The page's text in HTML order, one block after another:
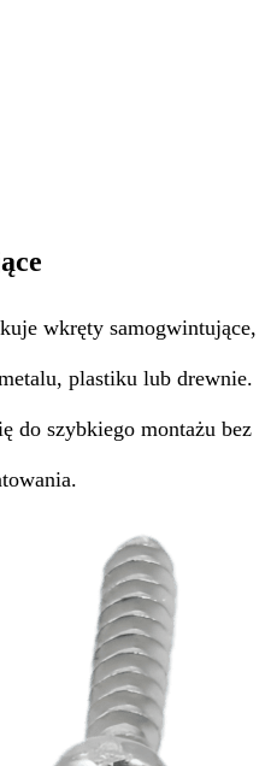
wkręty samogwintujące,
plastiku lub drewnie.
do szybkiego montażu bez